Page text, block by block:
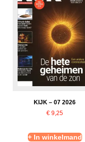
KIJK – 07 2026
€ 9,25
+ In winkelmand